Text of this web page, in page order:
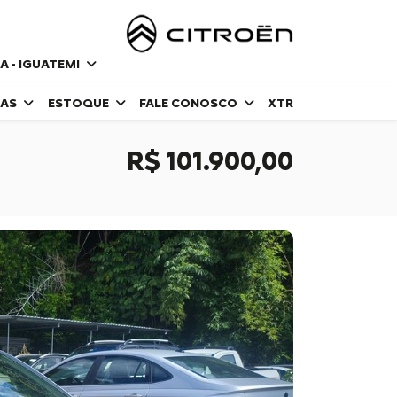
- IGUATEMI
ESTOQUE FALE CONOSCO XTR
R$ 101.900,00